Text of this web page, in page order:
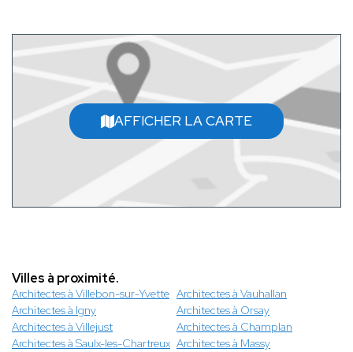
AFFICHER LA CARTE
Villes à proximité.
Architectes à Villebon-sur-Yvette Architectes à Vauhallan
Architectes à Igny
Architectes à Orsay
Architectes à Villejust
Architectes à Champlan
Architectes à Saulx-les-Chartreux Architectes à Massy